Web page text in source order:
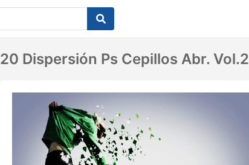
20 Dispersión Ps Cepillos Abr. Vol.2